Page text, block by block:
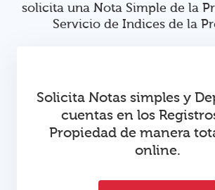
solicita una Nota Simple de la
Servicio de Indices de la
Solicita Notas simples y
cuentas en los
Propiedad de manera
online.